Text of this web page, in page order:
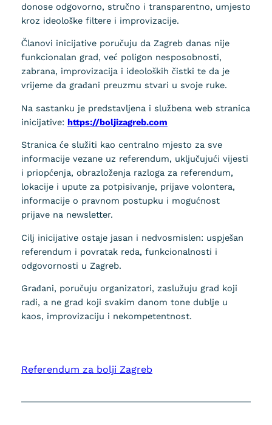
donose odgovorno, stručno i transparentno, umjesto
kroz ideološke filtere i improvizacije.
Članovi inicijative poručuju da Zagreb danas nije
funkcionalan grad, već poligon nesposobnosti,
zabrana, improvizacija i ideoloških čistki te da je
vrijeme da građani preuzmu stvari u svoje ruke.
Na sastanku je predstavljena i službena web stranica
inicijative: https://boljizagreb.com
Stranica će služiti kao centralno mjesto za sve
informacije vezane uz referendum, uključujući vijesti
i priopćenja, obrazloženja razloga za referendum,
lokacije i upute za potpisivanje, prijave volontera,
informacije o pravnom postupku i mogućnost
prijave na newsletter.
Cilj inicijative ostaje jasan i nedvosmislen: uspješan
referendum i povratak reda, funkcionalnosti i
odgovornosti u Zagreb.
Građani, poručuju organizatori, zaslužuju grad koji
radi, a ne grad koji svakim danom tone dublje u
kaos, improvizaciju i nekompetentnost.
Referendum za bolji Zagreb